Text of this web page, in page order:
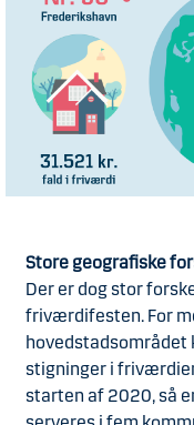
Store geografiske
Der er dog stor
friværdifesten. For
hovedstadsområdet
stigninger i
starten af 2020, så